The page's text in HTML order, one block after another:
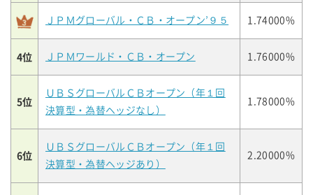
ＪＰＭグローバル・ＣＢ・オープン’９５ 1.74000%
4位 ＪＰＭワールド・ＣＢ・オープン 1.76000%
5位
ＵＢＳグローバルＣＢオープン（年１回
決算型・為替ヘッジなし）
1.78000%
6位
ＵＢＳグローバルＣＢオープン（年１回
決算型・為替ヘッジあり）
2.20000%